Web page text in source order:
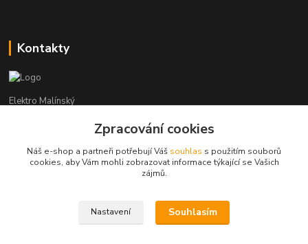
Kontakty
Elektro Malínský
+420 608 255 160
(Po-Čt - 8:30-16:00, Pá - 8:30-14:00)
Zpracování cookies
Náš e-shop a partneři potřebují Váš souhlas s použitím souborů
cookies, aby Vám mohli zobrazovat informace týkající se Vašich
zájmů.
Nastavení Souhlasím